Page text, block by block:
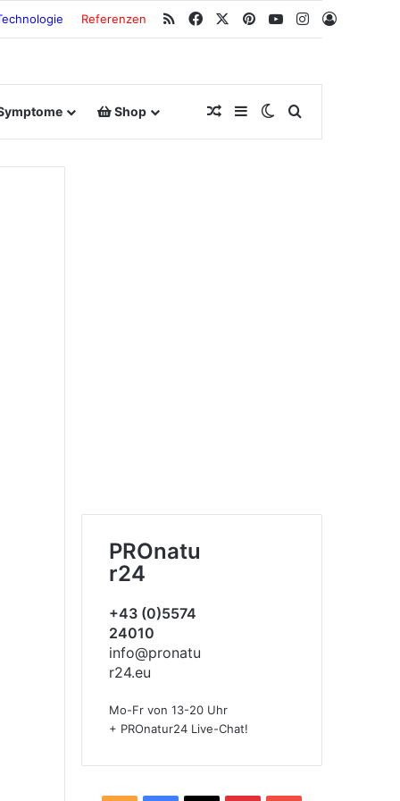
Referenzen RSS FacebookPinterestYouTubeInstagram
Shop Zufallsbeitrag
SidebarSwitch skin
Suche nach
PROnatu
r24
+43 (0)5574
24010
info@pronatu
r24.eu
Mo-Fr von 13-20 Uhr
+ PROnatur24 Live-Chat!